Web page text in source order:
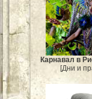
Карнавал в
[Дни и